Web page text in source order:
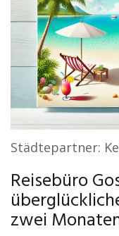
Städtepartner:
Reisebüro
zwei